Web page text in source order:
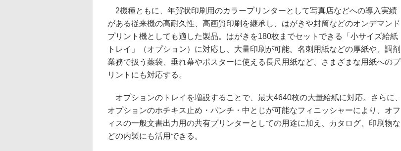
2機種ともに、年賀状印刷用のカラープリンターとして写真店などへの導入実績
がある従来機の高耐久性、高画質印刷を継承し、はがきや封筒などのオンデマンド
プリント機としても適した製品。はがきを180枚までセットできる「小サイズ給紙
トレイ」（オプション）に対応し、大量印刷が可能。名刺用紙などの厚紙や、調剤
業務で扱う薬袋、垂れ幕やポスターに使える長尺用紙など、さまざまな用紙へのプ
リントにも対応する。
オプションのトレイを増設することで、最大4640枚の大量給紙に対応。さらに、
オプションのホチキス止め・パンチ・中とじが可能なフィニッシャーにより、オフ
ィスの一般文書出力用の共有プリンターとしての用途に加え、カタログ、印刷物な
どの内製にも活用できる。